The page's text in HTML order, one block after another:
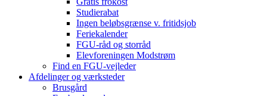
Studierabat
Ingen beløbsgrænse v. fritidsjob
Feriekalender
FGU-råd og storråd
Elevforeningen Modstrøm
Find en FGU-vejleder
Afdelinger og værksteder
Brusgård